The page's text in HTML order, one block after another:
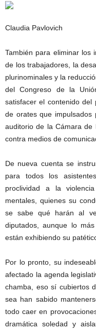
Claudia Pavlovich
También para eliminar los
de los trabajadores, la
plurinominales y la
del Congreso de la
satisfacer el contenido del
de orates que impulsados
auditorio de la Cámara de
contra medios de
De nueva cuenta se
para todos los
proclividad a la
mentales, quienes su
se sabe qué harán al
diputados, aunque lo
están exhibiendo su
Por lo pronto, su
afectado la agenda
chamba, eso sí cubiertos
sea han sabido
todo caer en
dramática soledad y